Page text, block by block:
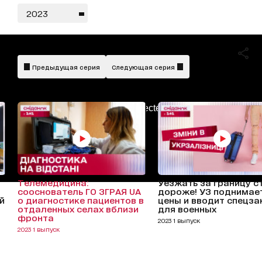
2023
AdBlockDetected!
Предыдущая серия Следующая серия
Телемедицина:
сооснователь ГО ЗГРАЯ UA
о диагностике пациентов в
отдаленных селах вблизи
фронта
2023 1 выпуск
Уезжать за границу
дороже! УЗ
цены и вводит
для военных
2023 1 выпуск